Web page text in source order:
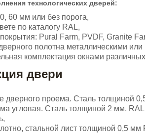
технологических дверей:
60 мм или без порога,
по каталогу RAL,
Pural Farm, PVDF, Granite
полотна металлическими
комплектация окнами
двери
дверного проема. Сталь толщиной
угловая. Сталь толщиной 2 мм, RAL
стальной лист толщиной 0,5 мм